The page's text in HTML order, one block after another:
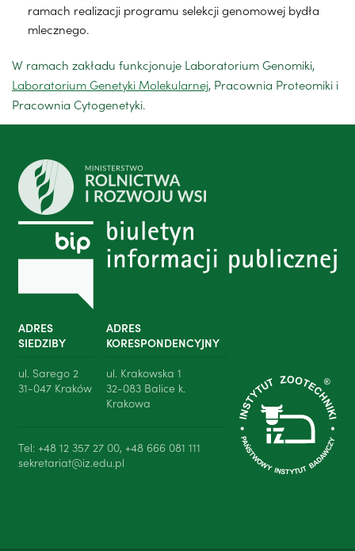
ramach realizacji programu selekcji genomowej bydła
mlecznego.
W ramach zakładu funkcjonuje Laboratorium Genomiki,
Laboratorium Genetyki Molekularnej, Pracownia Proteomiki i
Pracownia Cytogenetyki.
ADRES
SIEDZIBY
ul. Sarego 2
31-047 Kraków
ADRES
KORESPONDENCYJNY
ul. Krakowska 1
32-083 Balice k.
Krakowa
Tel: +48 12 357 27 00, +48 666 081 111
sekretariat@iz.edu.pl